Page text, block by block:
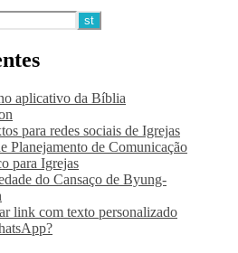
aplicativo da Bíblia
para redes sociais de Igrejas
Planejamento de Comunicação
para Igrejas
do Cansaço de Byung-
link com texto personalizado